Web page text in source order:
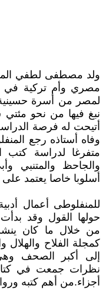
مصري وأم تركية في
لمصر من أسرة
نبغ فيها من نحو
أتيحت له فرصة
وفاه أستاذه رجع
متفرغا لدراسة كتب
والجاحظ والمتنبي
أسلوبا خاصا يعتمد
للمنفلوطى أعمال
حولها القول وقد
من خلال ما كان
كمجلة الفلاح والهلال
إلى أكبر الصحف
نظرات جمعت في
أجزاء.من أهم كتبه